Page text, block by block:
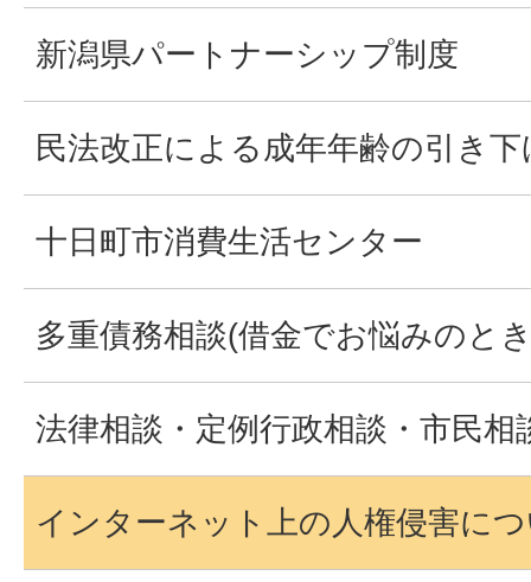
新潟県パートナーシップ制度
民法改正による成年年齢の引き
十日町市消費生活センター
多重債務相談(借金でお悩みのと
法律相談・定例行政相談・市民相
インターネット上の人権侵害に